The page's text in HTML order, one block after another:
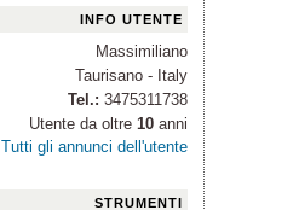
INFO UTENTE
Massimiliano
Taurisano - Italy
Tel.: 3475311738
Utente da oltre 10 anni
Tutti gli annunci dell'utente
STRUMENTI